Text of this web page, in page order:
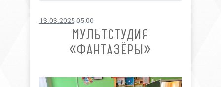
13.03.2025 05:00
МУЛЬТСТУДИЯ
«ФАНТАЗЁРЫ»